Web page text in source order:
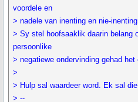
voordele en
> nadele van inenting en nie-
> Sy stel hoofsaaklik daarin belang
persoonlike
> negatiewe ondervinding gehad
>
> Hulp sal waardeer word. Ek sal
> --